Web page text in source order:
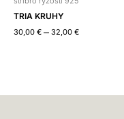
TRIA KRUHY
30,00 € – 32,00 €